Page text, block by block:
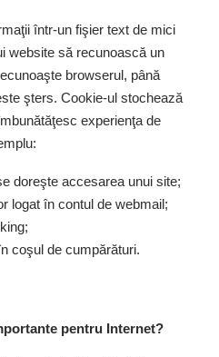
într-un fişier text de mici
website să recunoască un
browserul, până
şters. Cookie-ul stochează
experienţa de
doreşte accesarea unui site;
logat în contul de webmail;
coşul de cumpărături.
pentru Internet?